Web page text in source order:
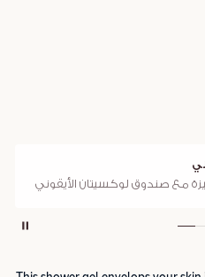
مع صندوق لوكسيتان الأيقوني